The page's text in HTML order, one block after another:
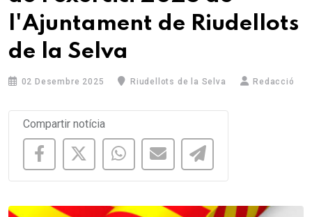
l'Ajuntament de Riudellots
de la Selva
02 Desembre 2025 Riudellots de la Selva Redacció
Compartir notícia